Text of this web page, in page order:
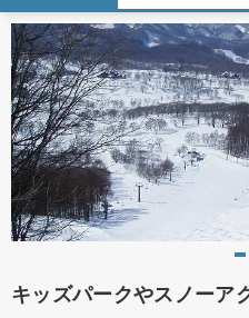
キッズパークやスノーア